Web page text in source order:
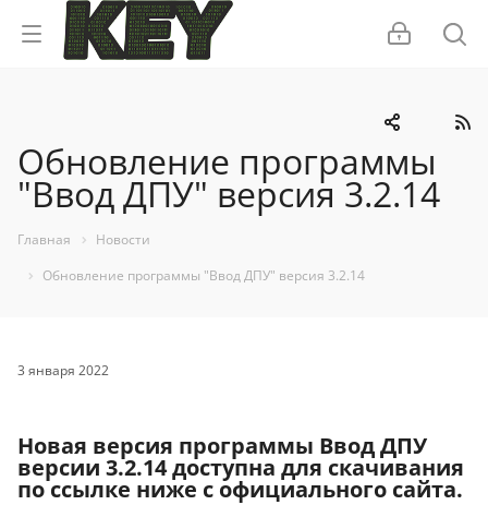
Обновление программы
"Ввод ДПУ" версия 3.2.14
Главная
Новости
Обновление программы "Ввод ДПУ" версия 3.2.14
3 января 2022
Новая версия программы Ввод ДПУ
версии 3.2.14 доступна для скачивания
по ссылке ниже с официального сайта.